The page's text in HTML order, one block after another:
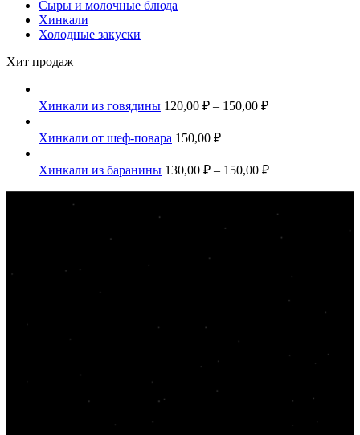
Сыры и молочные блюда
Хинкали
Холодные закуски
Хит продаж
Хинкали из говядины 120,00 ₽ – 150,00 ₽
Хинкали от шеф-повара 150,00 ₽
Хинкали из баранины 130,00 ₽ – 150,00 ₽